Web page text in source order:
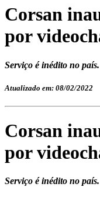
Corsan
por
Serviço é inédito no país.
Atualizado em: 08/02/2022
Corsan
por
Serviço é inédito no país.